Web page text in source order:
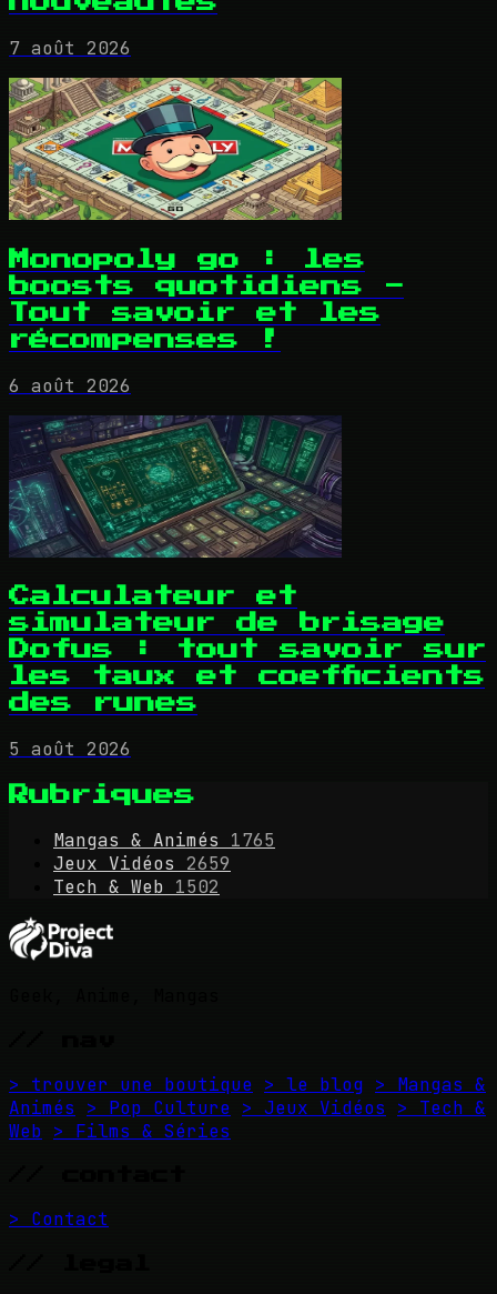
7 août 2026
Monopoly go : les
boosts quotidiens -
Tout savoir et les
récompenses !
6 août 2026
Calculateur et
simulateur de brisage
Dofus : tout savoir sur
les taux et coefficients
des runes
5 août 2026
Rubriques
Mangas & Animés
1765
Jeux Vidéos
2659
Tech & Web 1502
> trouver une boutique > le blog > Mangas &
Animés
> Pop Culture > Jeux Vidéos
> Tech &
Web > Films & Séries
> Contact